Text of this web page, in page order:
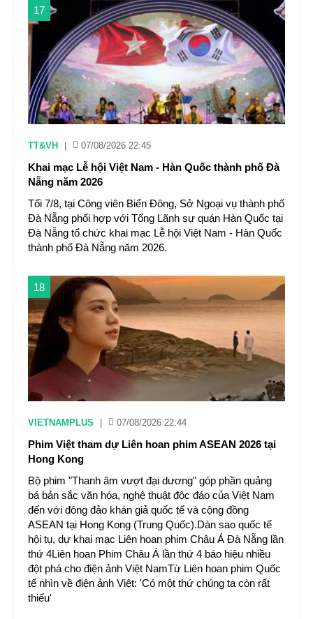
17
TT&VH 07/08/2026 22:45
Khai mạc Lễ hội Việt Nam - Hàn Quốc thành phố Đà
Nẵng năm 2026
Tối 7/8, tại Công viên Biển Đông, Sở Ngoại vụ thành phố
Đà Nẵng phối hợp với Tổng Lãnh sự quán Hàn Quốc tại
Đà Nẵng tổ chức khai mạc Lễ hội Việt Nam - Hàn Quốc
thành phố Đà Nẵng năm 2026.
18
VIETNAMPLUS 07/08/2026 22:44
Phim Việt tham dự Liên hoan phim ASEAN 2026 tại
Hong Kong
Bộ phim "Thanh âm vượt đại dương" góp phần quảng
bá bản sắc văn hóa, nghệ thuật độc đáo của Việt Nam
đến với đông đảo khán giả quốc tế và cộng đồng
ASEAN tại Hong Kong (Trung Quốc).Dàn sao quốc tế
hội tụ, dự khai mạc Liên hoan phim Châu Á Đà Nẵng lần
thứ 4Liên hoan Phim Châu Á lần thứ 4 báo hiệu nhiều
đột phá cho điện ảnh Việt NamTừ Liên hoan phim Quốc
tế nhìn về điện ảnh Việt: 'Có một thứ chúng ta còn rất
thiếu'